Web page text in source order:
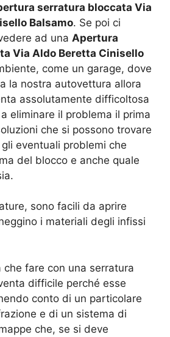
serratura bloccata Via
Balsamo. Se poi ci
ad una Apertura
Via Aldo Beretta Cinisello
come un garage, dove
la nostra autovettura allora
assolutamente difficoltosa
eliminare il problema il prima
che si possono trovare
eventuali problemi che
del blocco e anche quale
sono facili da aprire
i materiali degli infissi
che fare con una serratura
difficile perché esse
conto di un particolare
e di un sistema di
che, se si deve